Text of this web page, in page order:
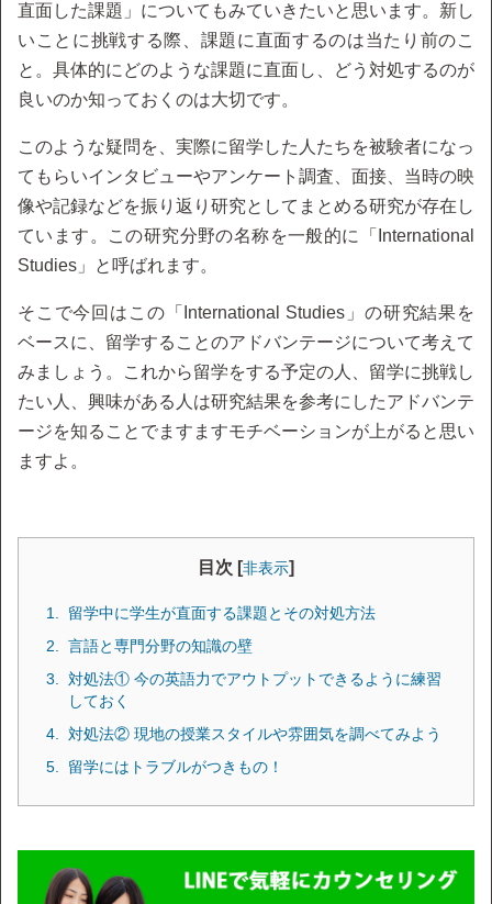
直面した課題」についてもみていきたいと思います。新し
いことに挑戦する際、課題に直面するのは当たり前のこ
と。具体的にどのような課題に直面し、どう対処するのが
良いのか知っておくのは大切です。
このような疑問を、実際に留学した人たちを被験者になっ
てもらいインタビューやアンケート調査、面接、当時の映
像や記録などを振り返り研究としてまとめる研究が存在し
ています。この研究分野の名称を一般的に「International
Studies」と呼ばれます。
そこで今回はこの「International Studies」の研究結果を
ベースに、留学することのアドバンテージについて考えて
みましょう。これから留学をする予定の人、留学に挑戦し
たい人、興味がある人は研究結果を参考にしたアドバンテ
ージを知ることでますますモチベーションが上がると思い
ますよ。
目次 [非表示]
留学中に学生が直面する課題とその対処方法
言語と専門分野の知識の壁
対処法① 今の英語力でアウトプットできるように練習
しておく
対処法② 現地の授業スタイルや雰囲気を調べてみよう
留学にはトラブルがつきもの！